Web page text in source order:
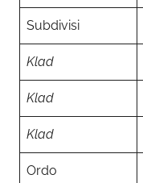
Subdivisi
Klad
Klad
Klad
Ordo